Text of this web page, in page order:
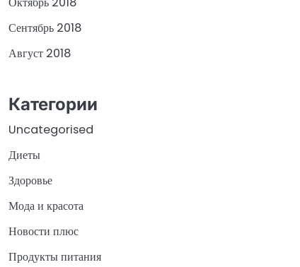
Сентябрь 2018
Август 2018
Категории
Uncategorised
Диеты
Здоровье
Мода и красота
Новости плюс
Продукты питания